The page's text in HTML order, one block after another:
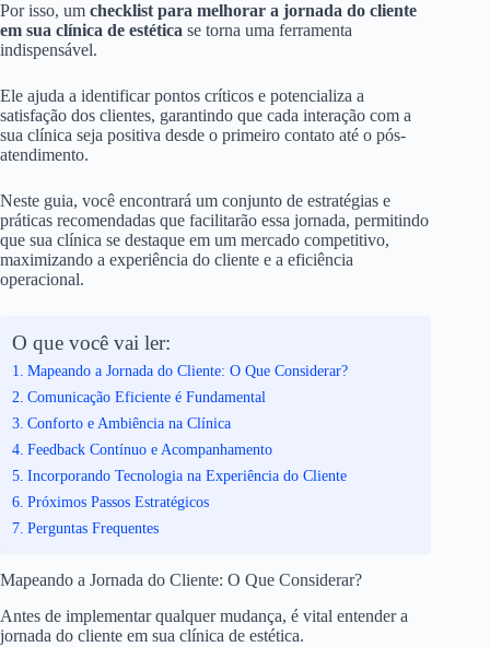
Por isso, um checklist para melhorar a jornada do cliente
em sua clínica de estética se torna uma ferramenta
indispensável.
Ele ajuda a identificar pontos críticos e potencializa a
satisfação dos clientes, garantindo que cada interação com a
sua clínica seja positiva desde o primeiro contato até o pós-
atendimento.
Neste guia, você encontrará um conjunto de estratégias e
práticas recomendadas que facilitarão essa jornada, permitindo
que sua clínica se destaque em um mercado competitivo,
maximizando a experiência do cliente e a eficiência
operacional.
O que você vai ler:
Mapeando a Jornada do Cliente: O Que Considerar?
Comunicação Eficiente é Fundamental
Conforto e Ambiência na Clínica
Feedback Contínuo e Acompanhamento
Incorporando Tecnologia na Experiência do Cliente
Próximos Passos Estratégicos
Perguntas Frequentes
Mapeando a Jornada do Cliente: O Que Considerar?
Antes de implementar qualquer mudança, é vital entender a
jornada do cliente em sua clínica de estética.